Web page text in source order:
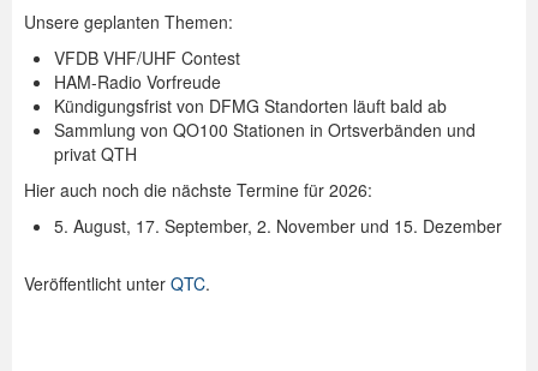
Unsere geplanten Themen:
VFDB VHF/UHF Contest
HAM-Radio Vorfreude
Kündigungsfrist von DFMG Standorten läuft bald ab
Sammlung von QO100 Stationen in Ortsverbänden und
privat QTH
Hier auch noch die nächste Termine für 2026:
5. August, 17. September, 2. November und 15. Dezember
Veröffentlicht unter QTC.